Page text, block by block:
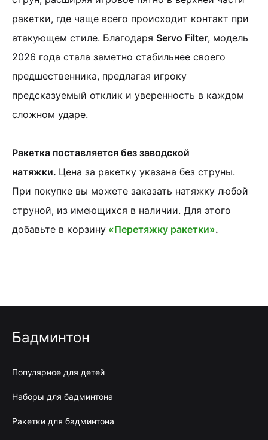
ракетки, где чаще всего происходит контакт при
атакующем стиле. Благодаря Servo Filter, модель
2026 года стала заметно стабильнее своего
предшественника, предлагая игроку
предсказуемый отклик и уверенность в каждом
сложном ударе.
Ракетка поставляется без заводской
натяжки. Цена за ракетку указана без струны.
При покупке вы можете заказать натяжку любой
струной, из имеющихся в наличии. Для этого
добавьте в корзину «Перетяжку ракетки».
Бадминтон
Популярное для детей
Наборы для бадминтона
Ракетки для бадминтона